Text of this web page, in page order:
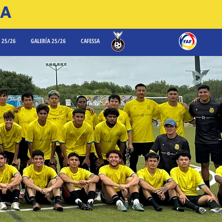
25/26 GALERÍA 25/26 CAFESSA